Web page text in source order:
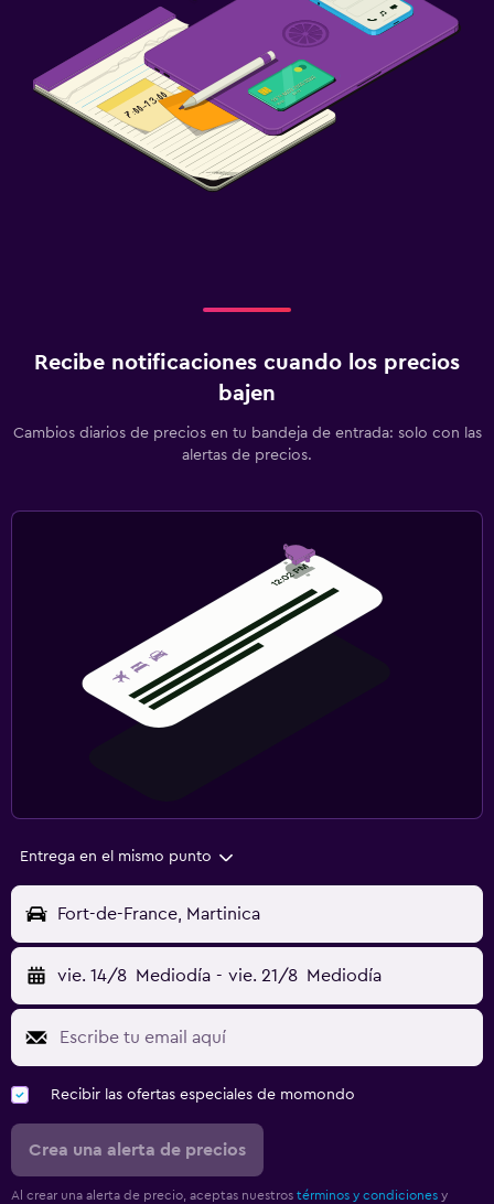
Recibe notificaciones cuando los precios
bajen
Cambios diarios de precios en tu bandeja de entrada: solo con las
alertas de precios.
Entrega en el mismo punto
Fort-de-France, Martinica
vie. 14/8 Mediodía - vie. 21/8 Mediodía
Recibir las ofertas especiales de momondo
Crea una alerta de precios
Al crear una alerta de precio, aceptas nuestros términos y condiciones y